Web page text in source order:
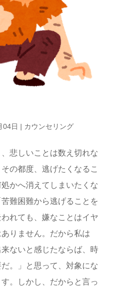
04日 | カウンセリング
悲しいことは数え切れな
の都度、逃げたくなるこ
かへ消えてしまいたくな
難困難から逃げることを
れても、嫌なことはイヤ
りません。だから私は
来ないと感じたならば、時
。」と思って、対象にな
。しかし、だからと言っ